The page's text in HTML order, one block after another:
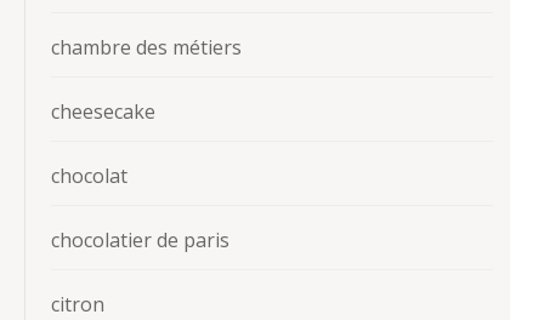
chambre des métiers
cheesecake
chocolat
chocolatier de paris
citron